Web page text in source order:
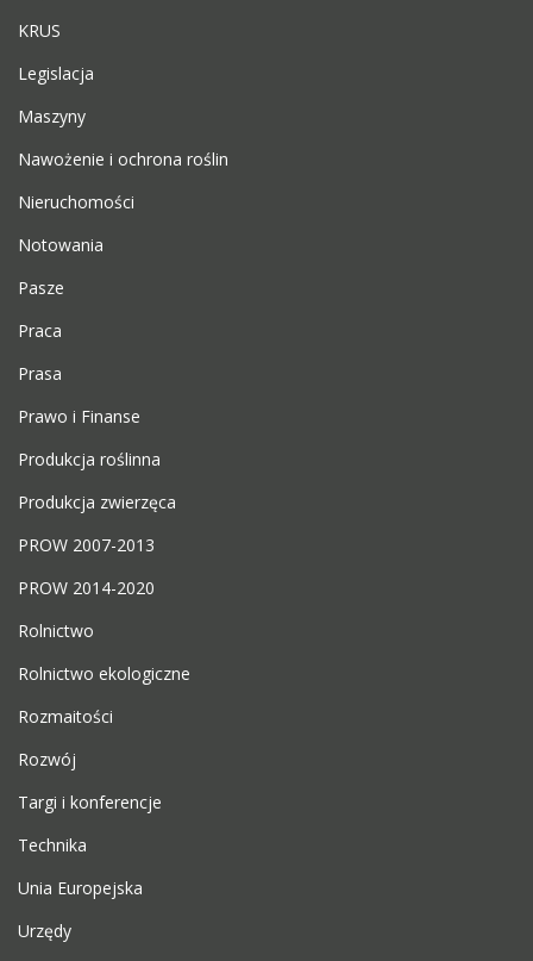
KRUS
Legislacja
Maszyny
Nawożenie i ochrona roślin
Nieruchomości
Notowania
Pasze
Praca
Prasa
Prawo i Finanse
Produkcja roślinna
Produkcja zwierzęca
PROW 2007-2013
PROW 2014-2020
Rolnictwo
Rolnictwo ekologiczne
Rozmaitości
Rozwój
Targi i konferencje
Technika
Unia Europejska
Urzędy